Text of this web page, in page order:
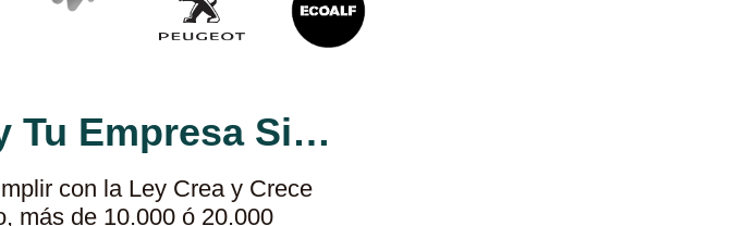
Tu Empresa Si…
con la Ley Crea y Crece
más de 10.000 ó 20.000